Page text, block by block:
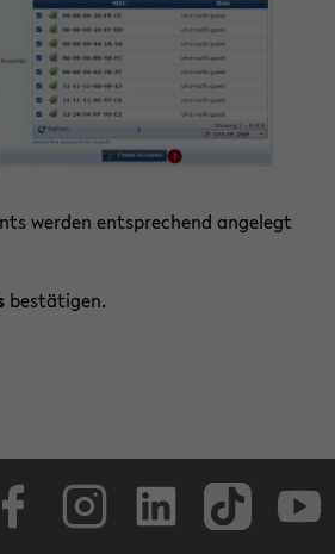
wer­den ent­spre­chend an­ge­legt
be­stä­ti­gen.
Face­book